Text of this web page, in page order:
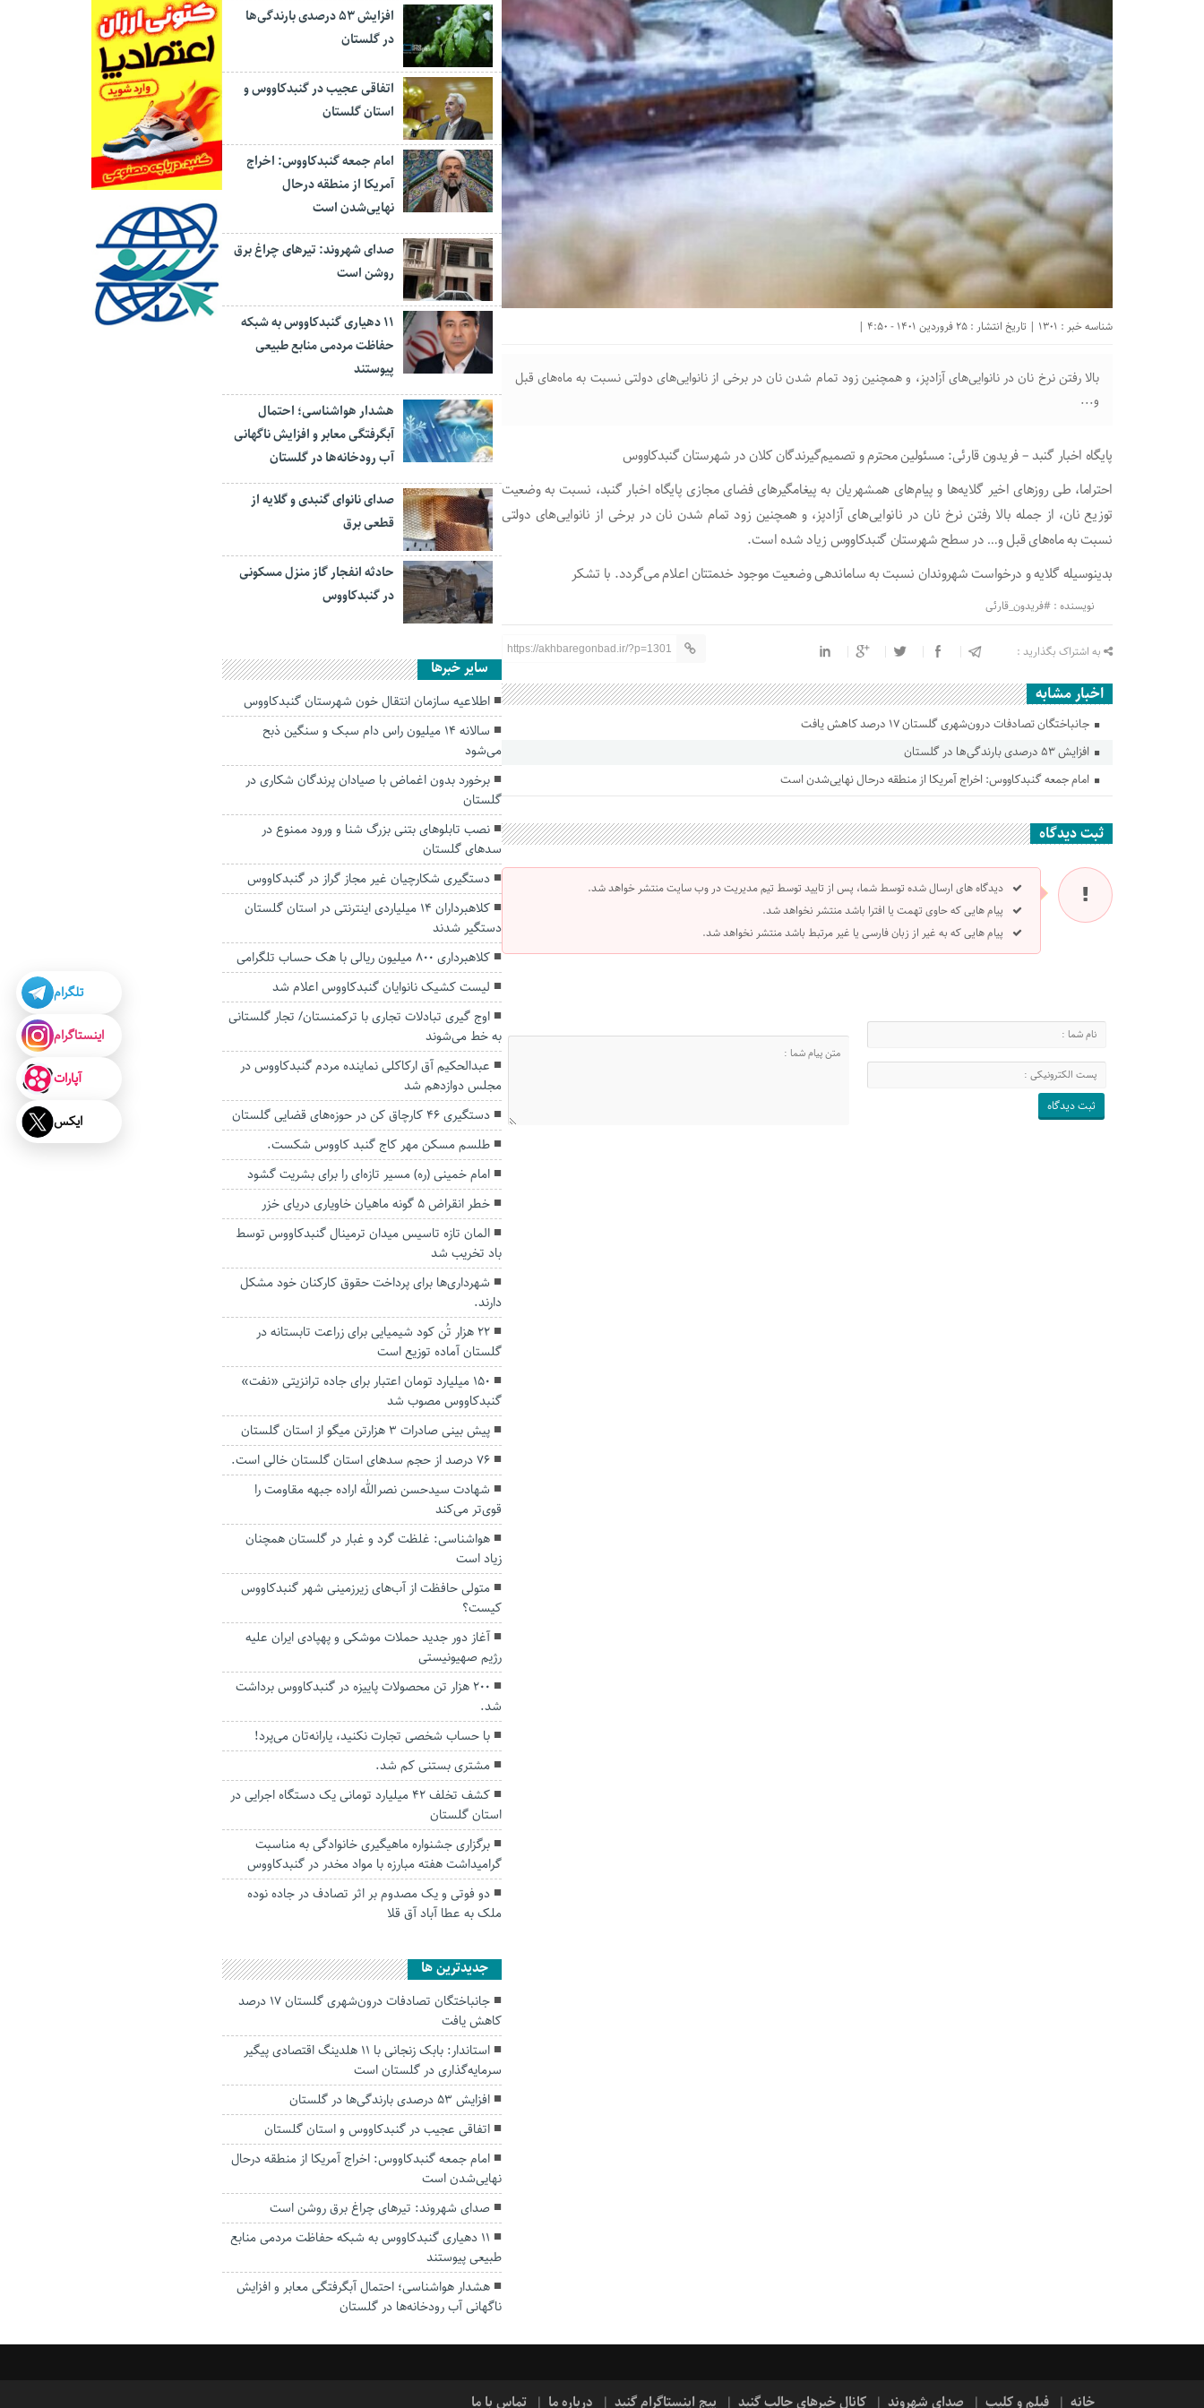
شناسه خبر : 1301 | تاریخ انتشار : 25 فروردین 1401 - 4:50 |
بالا رفتن نرخ نان در نانوایی‌های آزادپز، و همچنین زود تمام شدن نان در برخی از نانوایی‌های دولتی نسبت به ماه‌های قبل
و...
پایگاه اخبار گنبد – فریدون قارئی: مسئولین محترم و تصمیم‌گیرندگان کلان در شهرستان گنبدکاووس
احتراما، طی روزهای اخیر گلایه‌ها و پیام‌های همشهریان به پیغامگیرهای فضای مجازی پایگاه اخبار گنبد، نسبت به وضعیت
توزیع نان، از جمله بالا رفتن نرخ نان در نانوایی‌های آزادپز، و همچنین زود تمام شدن نان در برخی از نانوایی‌های دولتی
نسبت به ماه‌های قبل و… در سطح شهرستان گنبدکاووس زیاد شده است.
بدینوسیله گلایه و درخواست شهروندان نسبت به ساماندهی وضعیت موجود خدمتتان اعلام می‌گردد. با تشکر
نویسنده : #فریدون_قارئی
به اشتراک بگذارید : https://akhbaregonbad.ir/?p=1301
اخبار مشابه
جانباختگان تصادفات درون‌شهری گلستان ۱۷ درصد کاهش یافت
افزایش ۵۳ درصدی بارندگی‌ها در گلستان
امام جمعه گنبدکاووس: اخراج آمریکا از منطقه درحال نهایی‌شدن است
ثبت دیدگاه
دیدگاه های ارسال شده توسط شما، پس از تایید توسط تیم مدیریت در وب سایت منتشر خواهد شد.
پیام هایی که حاوی تهمت یا افترا باشد منتشر نخواهد شد.
پیام هایی که به غیر از زبان فارسی یا غیر مرتبط باشد منتشر نخواهد شد.
افزایش ۵۳ درصدی بارندگی‌ها
در گلستان
اتفاقی عجیب در‌ گنبدکاووس و
استان گلستان
امام جمعه گنبدکاووس: اخراج
آمریکا از منطقه درحال
نهایی‌شدن است
صدای شهروند: تیرهای چراغ برق
روشن است
۱۱ دهیاری گنبدکاووس به شبکه
حفاظت مردمی منابع طبیعی
پیوستند
هشدار هواشناسی؛ احتمال
آبگرفتگی معابر و افزایش ناگهانی
آب رودخانه‌ها در گلستان
صدای نانوای گنبدی و گلایه از
قطعی برق
حادثه انفجار گاز منزل مسکونی
در گنبدکاووس
سایر خبرها
اطلاعیه سازمان انتقال خون شهرستان گنبدکاووس
سالانه ۱۴ میلیون راس دام سبک و سنگین ذبح
می‌شود
برخورد بدون اغماض با صیادان پرندگان شکاری در
گلستان
نصب تابلو‌های بتنی بزرگ شنا و ورود ممنوع در
سد‌های گلستان
دستگیری شکارچیان غیر مجاز گراز در گنبدکاووس
کلاهبرداران ۱۴ میلیاردی اینترنتی در استان گلستان
دستگیر شدند
کلاهبرداری ۸۰۰ میلیون ریالی با هک حساب تلگرامی
لیست کشیک نانوایان گنبدکاووس اعلام شد
اوج گیری تبادلات تجاری با ترکمنستان/ تجار گلستانی
به خط می‌شوند
عبدالحکیم آق ارکاکلی نماینده مردم گنبدکاووس در
مجلس دوازدهم شد
دستگیری ۴۶ کارچاق کن در حوزه‌های قضایی گلستان
طلسم مسکن مهر کاج گنبد کاووس شکست.
امام خمینی (ره) مسیر تازه‌ای را برای بشریت گشود
خطر انقراض ۵ گونه ماهیان خاویاری دریای خزر
المان تازه تاسیس میدان ترمینال گنبدکاووس توسط
باد تخریب شد
شهرداری‌ها برای پرداخت حقوق کارکنان خود مشکل
دارند.
۲۲ هزار تُن کود شیمیایی برای زراعت تابستانه در
گلستان آماده توزیع است
۱۵۰ میلیارد تومان اعتبار برای جاده ترانزیتی «نفت»
گنبدکاووس مصوب شد
پیش بینی صادرات ۳ هزارتن میگو از استان گلستان
۷۶ درصد از حجم سدهای استان گلستان خالی است.
شهادت سیدحسن نصرالله اراده جبهه مقاومت را
قوی‌تر می‌کند
هواشناسی: غلظت گرد و غبار در گلستان همچنان
زیاد است
متولی حافظت از آب‌های زیرزمینی شهر گنبدکاووس
کیست؟
آغاز دور جدید حملات موشکی و پهپادی ایران علیه
رژیم صهیونیستی
۲۰۰ هزار تن محصولات پاییزه در گنبدکاووس برداشت
شد.
با حساب شخصی تجارت نکنید، یارانه‌تان می‌پرد!
مشتری بستنی کم ‌شد.
کشف تخلف 42 میلیارد تومانی یک دستگاه اجرایی در
استان گلستان
برگزاری جشنواره ماهیگیری خانوادگی به‌ مناسبت
گرامیداشت هفته مبارزه با مواد مخدر در گنبدکاووس
دو فوتی و یک مصدوم بر اثر تصادف در جاده نوده
ملک به عطا آباد آق قلا
جديدترين ها
جانباختگان تصادفات درون‌شهری گلستان ۱۷ درصد
کاهش یافت
استاندار: بابک زنجانی با ۱۱ هلدینگ اقتصادی پیگیر
سرمایه‌گذاری در گلستان است
افزایش ۵۳ درصدی بارندگی‌ها در گلستان
اتفاقی عجیب در‌ گنبدکاووس و استان گلستان
امام جمعه گنبدکاووس: اخراج آمریکا از منطقه درحال
نهایی‌شدن است
صدای شهروند: تیرهای چراغ برق روشن است
۱۱ دهیاری گنبدکاووس به شبکه حفاظت مردمی منابع
طبیعی پیوستند
هشدار هواشناسی؛ احتمال آبگرفتگی معابر و افزایش
ناگهانی آب رودخانه‌ها در گلستان
خانه فیلم و کلیپ صدای شهروند کانال خبرهای جالب گنبد پیج اینستاگرام گنبد درباره ما تماس با ما
تلگرام
اینستاگرام
آپارات
ایکس